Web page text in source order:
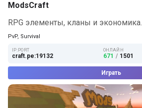
ModsCraft
RPG элементы, кланы и экономика.
PvP, Survival
IP:PORT
craft.pe:19132
ОНЛАЙН
671 / 1501
Играть